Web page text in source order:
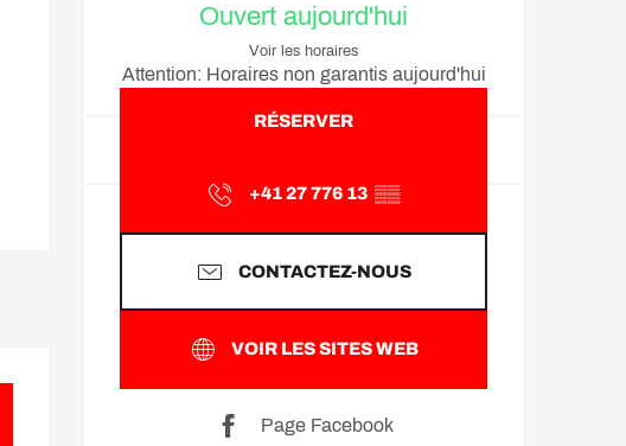
Ouvert aujourd'hui
Voir les horaires
Attention: Horaires non garantis aujourd'hui
RÉSERVER
+41 27 776 13 ▒▒
CONTACTEZ-NOUS
VOIR LES SITES WEB
Page Facebook